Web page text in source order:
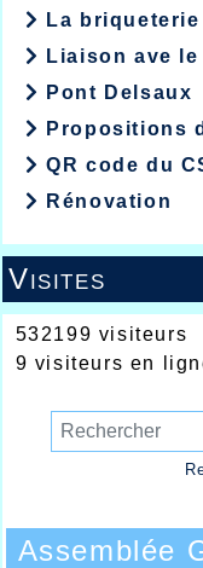
La
Liaison ave
Pont Delsaux
Propositions
QR code du
Rénovation
Visites
532199 visiteurs
9 visiteurs en
Assemblée